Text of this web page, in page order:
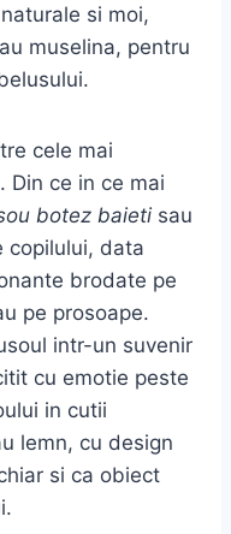
si moi,
muselina, pentru
cele mai
Din ce in ce mai
botez baieti sau
copilului, data
brodate pe
pe prosoape.
intr-un suvenir
cu emotie peste
in cutii
lemn, cu design
si ca obiect